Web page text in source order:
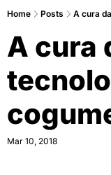
Home Posts A cura
A cura
Mar 10, 2018